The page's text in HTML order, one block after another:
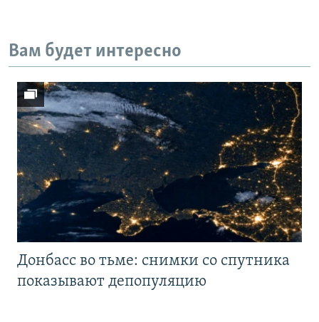
Вам будет интересно
Донбасс во тьме: снимки со спутника
показывают депопуляцию